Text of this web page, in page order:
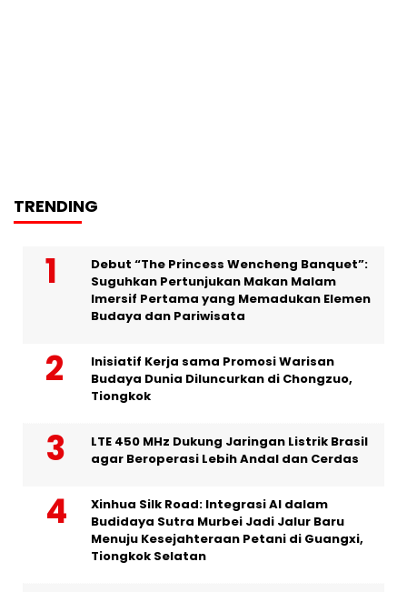
TRENDING
Debut “The Princess Wencheng Banquet”:
Suguhkan Pertunjukan Makan Malam
Imersif Pertama yang Memadukan Elemen
Budaya dan Pariwisata
Inisiatif Kerja sama Promosi Warisan
Budaya Dunia Diluncurkan di Chongzuo,
Tiongkok
LTE 450 MHz Dukung Jaringan Listrik Brasil
agar Beroperasi Lebih Andal dan Cerdas
Xinhua Silk Road: Integrasi AI dalam
Budidaya Sutra Murbei Jadi Jalur Baru
Menuju Kesejahteraan Petani di Guangxi,
Tiongkok Selatan